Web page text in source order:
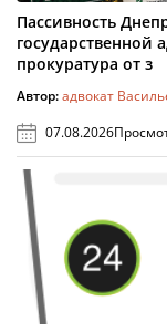
Пассивность
прокуратура от з
Автор:адвокат
07.08.2026